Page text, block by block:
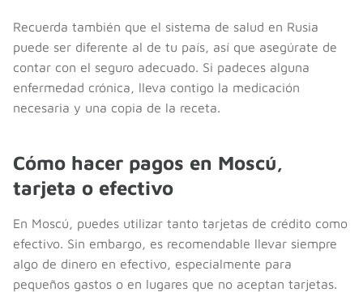
Recuerda también que el sistema de salud en Rusia
puede ser diferente al de tu país, así que asegúrate de
contar con el seguro adecuado. Si padeces alguna
enfermedad crónica, lleva contigo la medicación
necesaria y una copia de la receta.
Cómo hacer pagos en Moscú,
tarjeta o efectivo
En Moscú, puedes utilizar tanto tarjetas de crédito como
efectivo. Sin embargo, es recomendable llevar siempre
algo de dinero en efectivo, especialmente para
pequeños gastos o en lugares que no aceptan tarjetas.